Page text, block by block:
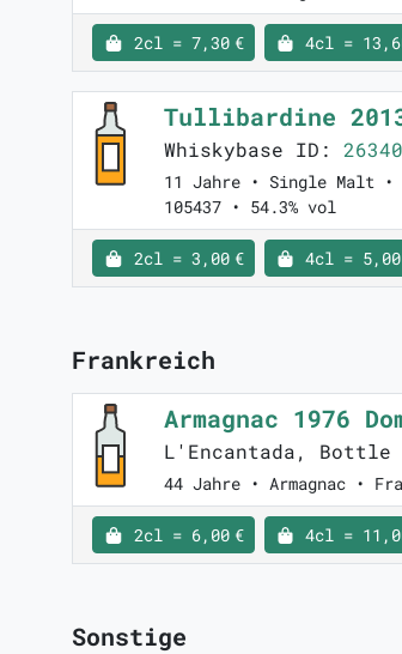
2cl = 7,30 € 4cl =
Tullibardine
Whiskybase ID:
11 Jahre • Single Malt •
105437 • 54.3% vol
2cl = 3,00 € 4cl = 5,00
Frankreich
Armagnac 1976
L'Encantada, Bottle
44 Jahre • Armagnac •
2cl = 6,00 € 4cl =
Sonstige